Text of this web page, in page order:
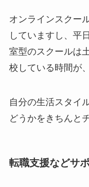
オンラインスクー
していますし、平
室型のスクールは
校している時間が
自分の生活スタイ
どうかをきちんと
転職支援などサ